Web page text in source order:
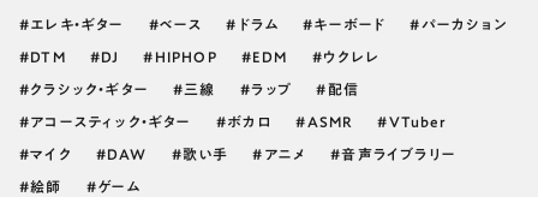
エレキ・ギター ベース ドラム キーボード パーカション
DTM DJ HIPHOP EDM ウクレレ
クラシック・ギター 三線 ラップ 配信
アコースティック・ギター ボカロ ASMR VTuber
マイク DAW 歌い手 アニメ 音声ライブラリー
絵師 ゲーム